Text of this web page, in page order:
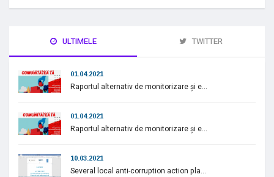
ULTIMELE TWITTER
01.04.2021
Raportul alternativ de monitorizare și e...
01.04.2021
Raportul alternativ de monitorizare și e...
10.03.2021
Several local anti-corruption action pla...